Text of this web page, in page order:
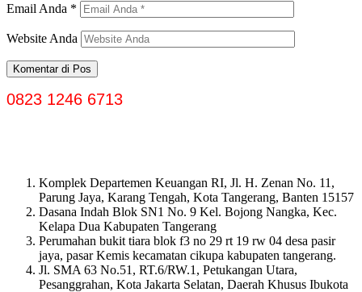
Email Anda *
Website Anda
0823 1246 6713
Komplek Departemen Keuangan RI, Jl. H. Zenan No. 11,
Parung Jaya, Karang Tengah, Kota Tangerang, Banten 15157
Dasana Indah Blok SN1 No. 9 Kel. Bojong Nangka, Kec.
Kelapa Dua Kabupaten Tangerang
Perumahan bukit tiara blok f3 no 29 rt 19 rw 04 desa pasir
jaya, pasar Kemis kecamatan cikupa kabupaten tangerang.
Jl. SMA 63 No.51, RT.6/RW.1, Petukangan Utara,
Pesanggrahan, Kota Jakarta Selatan, Daerah Khusus Ibukota